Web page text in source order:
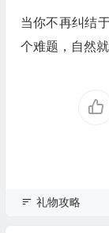
当你不再纠结
个难题，自然就
礼物攻略